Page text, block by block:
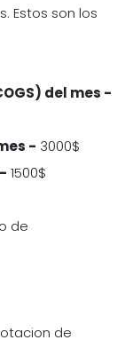
Estos son los
del mes -
- 3000$
1500$
de
de